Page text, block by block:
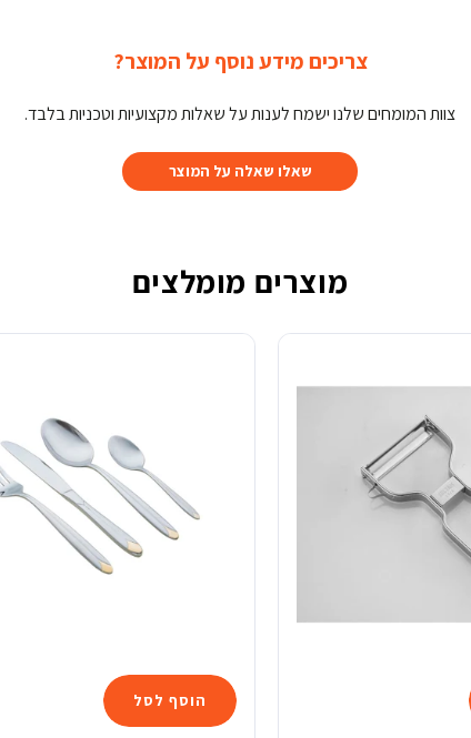
צריכים מידע נוסף על המוצר?
צוות המומחים שלנו ישמח לענות על שאלות מקצועיות וטכניות בלבד.
שאלו שאלה על המוצר
מוצרים מומלצים
הוסף לסל